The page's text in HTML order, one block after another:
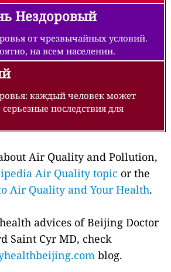
Нездоровый
от чрезвычайных условий.
на всем населении.
каждый человек может
последствия для
Air Quality and Pollution,
Air Quality topic or the
Air Quality and Your Health.
advices of Beijing Doctor
Saint Cyr MD, check
blog.